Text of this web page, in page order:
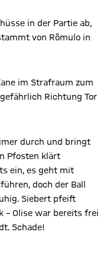
in der Partie ab,
von Rômulo in
im Strafraum zum
Richtung Tor
durch und bringt
Pfosten klärt
ein, es geht mit
doch der Ball
Siebert pfeift
– Olise war bereits frei
Schade!